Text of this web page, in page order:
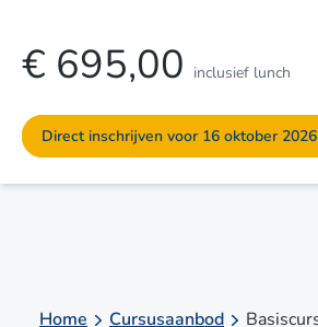
€ 695,00 inclusief lunch
Direct inschrijven voor 16 oktober 2026
Home Cursusaanbod